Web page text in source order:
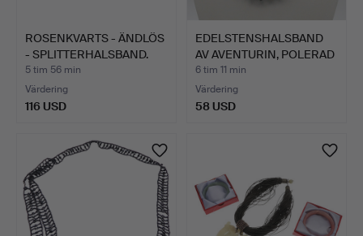
ROSENKVARTS - ÄNDLÖS
- SPLITTERHALSBAND.
5 tim 56 min
Värdering
116 USD
EDELSTENSHALSBAND
AV AVENTURIN, POLERAD
YT…
6 tim 11 min
Värdering
58 USD